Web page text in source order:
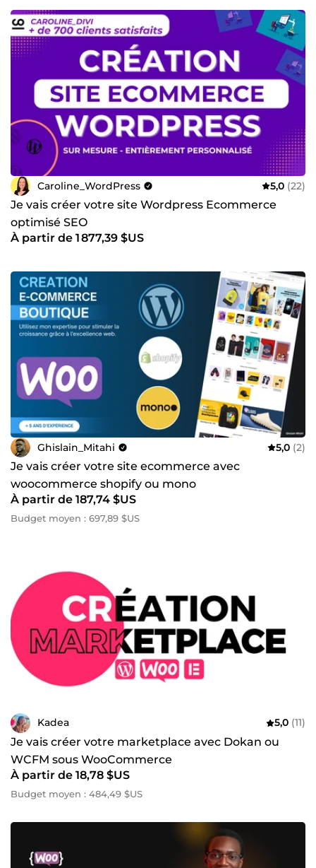
Caroline_WordPress 5,0 (22)
Je vais créer votre site Wordpress Ecommerce
optimisé SEO
À partir de 1 877,39 $US
Ghislain_Mitahi 5,0 (2)
Je vais créer votre site ecommerce avec
woocommerce shopify ou mono
À partir de 187,74 $US
Budget moyen : 697,89 $US
Kadea 5,0 (11)
Je vais créer votre marketplace avec Dokan ou
WCFM sous WooCommerce
À partir de 18,78 $US
Budget moyen : 484,49 $US